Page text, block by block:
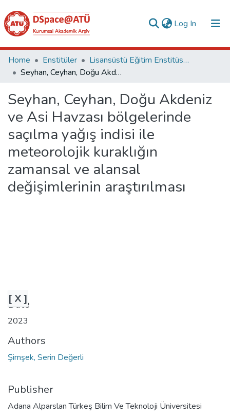
Log In (current)
Collections
All of DSpace
Statistics
Analyze
Request/Question
Home Enstitüler
Lisansüstü Eğitim Enstitüsü Tez Koleksiyonu
Seyhan, Ceyhan, Doğu Akdeniz ve Asi Havzası bölgelerinde saçılma yağış indisi ile meteorolojik kuraklığın zamansal ve alansal değişimlerinin araştırılması
Seyhan, Ceyhan, Doğu Akdeniz
ve Asi Havzası bölgelerinde
saçılma yağış indisi ile
meteorolojik kuraklığın
zamansal ve alansal
değişimlerinin araştırılması
[ X ]
Date
2023
Authors
Şimşek, Serin Değerli
Publisher
Adana Alparslan Türkeş Bilim Ve Teknoloji Üniversitesi